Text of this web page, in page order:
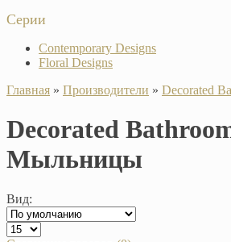
Серии
Contemporary Designs
Floral Designs
Главная » Производители » Decorated
Decorated
Мыльницы
Вид: